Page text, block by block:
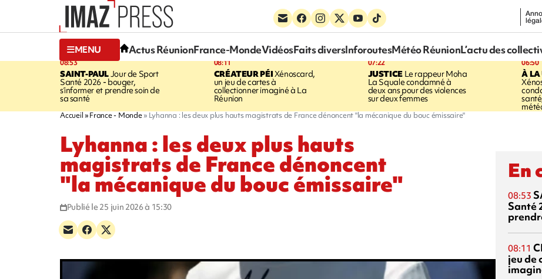
MENU Actus RéunionFrance-MondeVidéosFaits diversInforoutesMétéo RéunionL’actu des
08:53
SAINT-PAULJour de Sport
Santé 2026 - bouger,
s’informer et prendre soin de
sa santé
08:11
CRÉATEUR PÉIXénoscard,
un jeu de cartes à
collectionner imaginé à La
Réunion
07:22
JUSTICELe rappeur Moha
La Squale condamné à
deux ans pour des violences
sur deux femmes
06:50
À LA
Accueil France - Monde Lyhanna : les deux plus hauts magistrats de France dénoncent "la mécanique du bouc émissaire"
Lyhanna : les deux plus hauts
magistrats de France dénoncent
"la mécanique du bouc émissaire"
Publié le 25 juin 2026 à 15:30
En
08:53
Santé
08:11
jeu de